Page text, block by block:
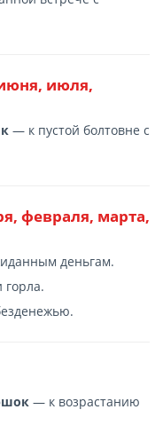
июля,
— к пустой болтовне с
февраля, марта,
деньгам.
— к возрастанию